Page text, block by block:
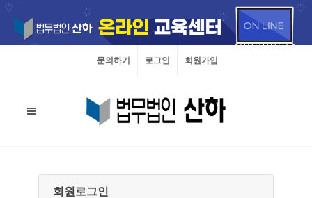
문의하기 로그인 회원가입
회원로그인